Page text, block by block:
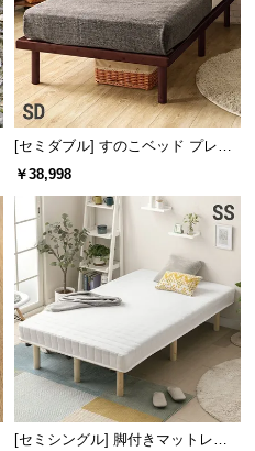
[セミダブル] すのこベッド プレミ
アムマットレス付き
￥38,998
[セミシングル] 脚付きマットレス